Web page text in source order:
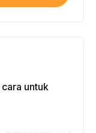
untuk